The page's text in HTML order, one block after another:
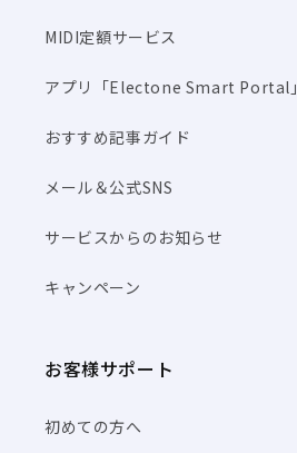
MIDI定額サービス
アプリ「Electone Smart Portal」
おすすめ記事ガイド
メール＆公式SNS
サービスからのお知らせ
キャンペーン
お客様サポート
初めての方へ